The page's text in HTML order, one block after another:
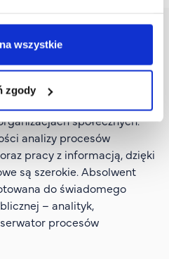
wszystkie
zgody
społecznych.
analizy procesów
pracy z informacją, dzięki
są szerokie. Absolwent
do świadomego
– analityk,
procesów